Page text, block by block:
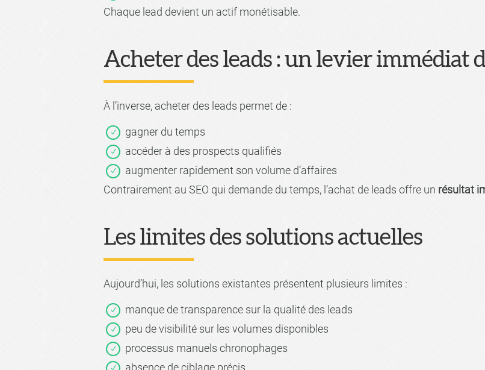
Chaque lead devient un actif monétisable.
Acheter des leads : un levier immédiat
À l’inverse, acheter des leads permet de :
gagner du temps
accéder à des prospects qualifiés
augmenter rapidement son volume d’affaires
Contrairement au SEO qui demande du temps, l’achat de leads offre un résultat
Les limites des solutions actuelles
Aujourd’hui, les solutions existantes présentent plusieurs limites :
manque de transparence sur la qualité des leads
peu de visibilité sur les volumes disponibles
processus manuels chronophages